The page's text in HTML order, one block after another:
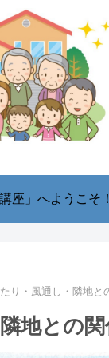
座」へようこそ
り・風通し・隣地と
地との